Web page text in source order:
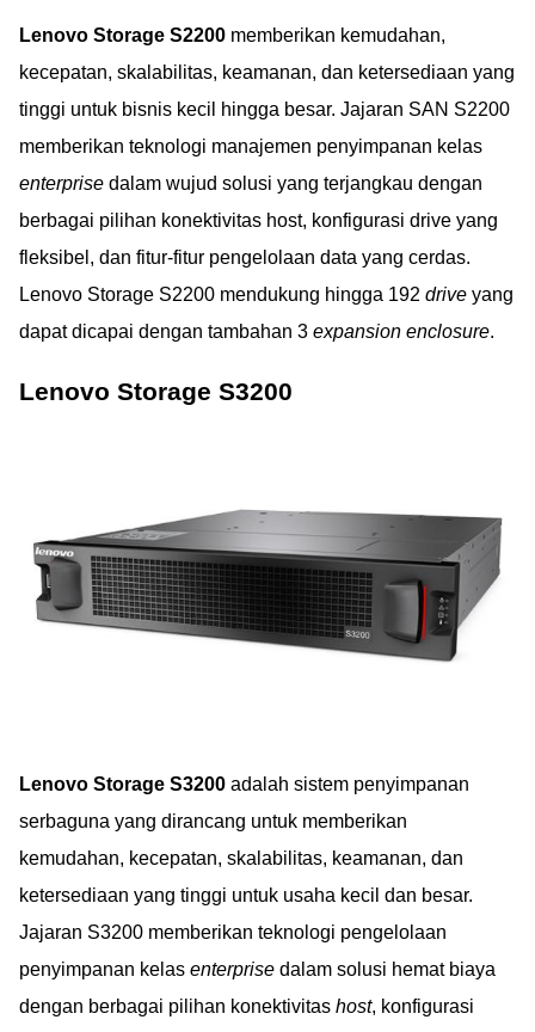
Lenovo Storage S2200 memberikan kemudahan,
kecepatan, skalabilitas, keamanan, dan ketersediaan yang
tinggi untuk bisnis kecil hingga besar. Jajaran SAN S2200
memberikan teknologi manajemen penyimpanan kelas
enterprise dalam wujud solusi yang terjangkau dengan
berbagai pilihan konektivitas host, konfigurasi drive yang
fleksibel, dan fitur-fitur pengelolaan data yang cerdas.
Lenovo Storage S2200 mendukung hingga 192 drive yang
dapat dicapai dengan tambahan 3 expansion enclosure.
Lenovo Storage S3200
Lenovo Storage S3200 adalah sistem penyimpanan
serbaguna yang dirancang untuk memberikan
kemudahan, kecepatan, skalabilitas, keamanan, dan
ketersediaan yang tinggi untuk usaha kecil dan besar.
Jajaran S3200 memberikan teknologi pengelolaan
penyimpanan kelas enterprise dalam solusi hemat biaya
dengan berbagai pilihan konektivitas host, konfigurasi